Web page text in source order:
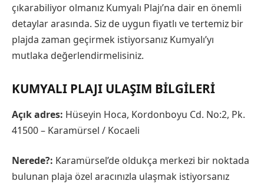
çıkarabiliyor olmanız Kumyalı Plajı’na dair en önemli
detaylar arasında. Siz de uygun fiyatlı ve tertemiz bir
plajda zaman geçirmek istiyorsanız Kumyalı’yı
mutlaka değerlendirmelisiniz.
KUMYALI PLAJI ULAŞIM BILGILERI
Açık adres: Hüseyin Hoca, Kordonboyu Cd. No:2, Pk.
41500 – Karamürsel / Kocaeli
Nerede?: Karamürsel’de oldukça merkezi bir noktada
bulunan plaja özel aracınızla ulaşmak istiyorsanız